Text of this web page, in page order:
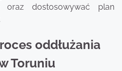
oraz dostosowywać plan
oddłużania
Toruniu